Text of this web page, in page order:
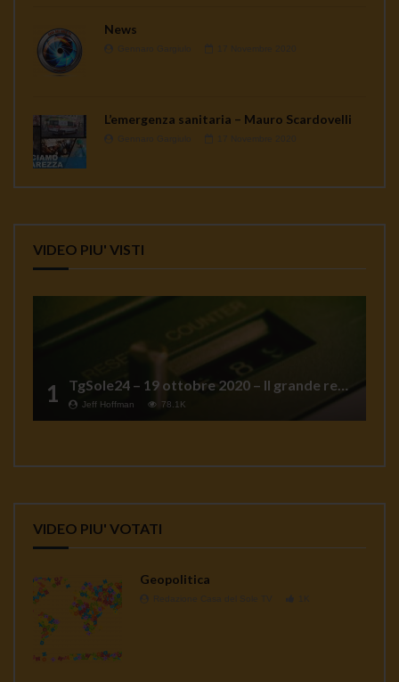
News
L’emergenza sanitaria – Mauro Scardovelli
VIDEO PIU' VISTI
1 TgSole24 – 19 ottobre 2020 – Il grande reset
Jeff Hoffman 78.1K
VIDEO PIU' VOTATI
Geopolitica